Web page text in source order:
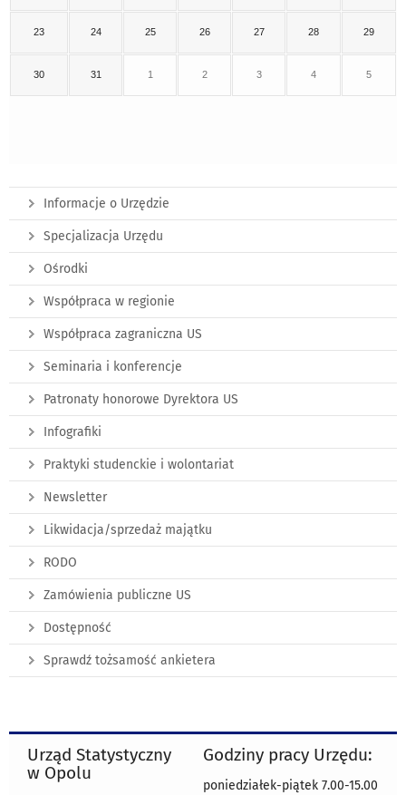
23 24 25 26 27 28 29
30 31 1 2 3 4 5
Informacje o Urzędzie
Specjalizacja Urzędu
Ośrodki
Współpraca w regionie
Współpraca zagraniczna US
Seminaria i konferencje
Patronaty honorowe Dyrektora US
Infografiki
Praktyki studenckie i wolontariat
Newsletter
Likwidacja/sprzedaż majątku
RODO
Zamówienia publiczne US
Dostępność
Sprawdź tożsamość ankietera
Urząd Statystyczny
w Opolu
Godziny pracy Urzędu:
poniedziałek-piątek 7.00-15.00